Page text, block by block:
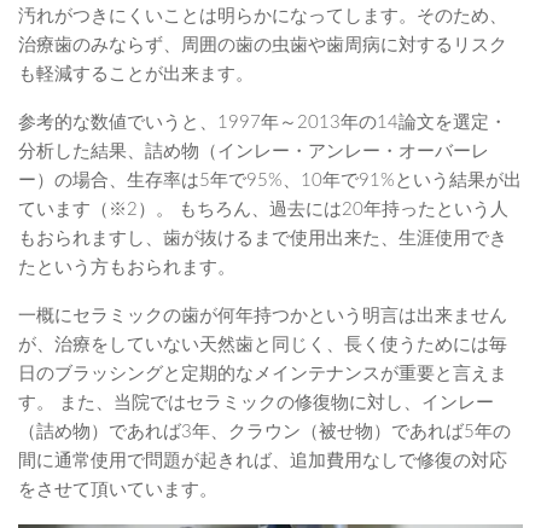
汚れがつきにくいことは明らかになってします。そのため、
治療歯のみならず、周囲の歯の虫歯や歯周病に対するリスク
も軽減することが出来ます。
参考的な数値でいうと、1997年～2013年の14論文を選定・
分析した結果、詰め物（インレー・アンレー・オーバーレ
ー）の場合、生存率は5年で95%、10年で91%という結果が出
ています（※2）。 もちろん、過去には20年持ったという人
もおられますし、歯が抜けるまで使用出来た、生涯使用でき
たという方もおられます。
一概にセラミックの歯が何年持つかという明言は出来ません
が、治療をしていない天然歯と同じく、長く使うためには毎
日のブラッシングと定期的なメインテナンスが重要と言えま
す。 また、当院ではセラミックの修復物に対し、インレー
（詰め物）であれば3年、クラウン（被せ物）であれば5年の
間に通常使用で問題が起きれば、追加費用なしで修復の対応
をさせて頂いています。